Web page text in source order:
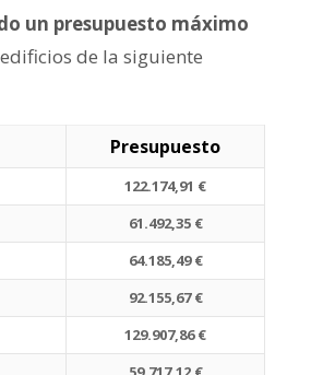
un presupuesto máximo
de la siguiente
Presupuesto
122.174,91 €
61.492,35 €
64.185,49 €
92.155,67 €
129.907,86 €